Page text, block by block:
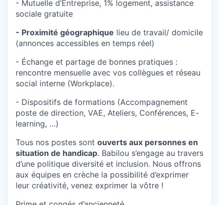
- Mutuelle d’Entreprise, 1% logement, assistance
sociale gratuite
- Proximité géographique lieu de travail/ domicile
(annonces accessibles en temps réel)
- Échange et partage de bonnes pratiques :
rencontre mensuelle avec vos collègues et réseau
social interne (Workplace).
- Dispositifs de formations (Accompagnement
poste de direction, VAE, Ateliers, Conférences, E-
learning, …)
Tous nos postes sont ouverts aux personnes en
situation de handicap. Babilou s’engage au travers
d’une politique diversité et inclusion. Nous offrons
aux équipes en crèche la possibilité d’exprimer
leur créativité, venez exprimer la vôtre !